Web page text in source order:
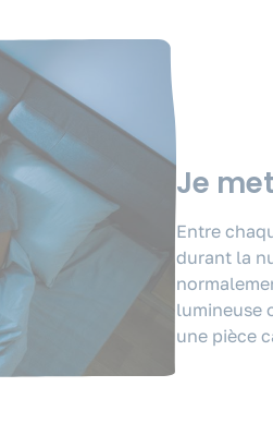
Je
Entre
durant la
lumineuse
une pièce